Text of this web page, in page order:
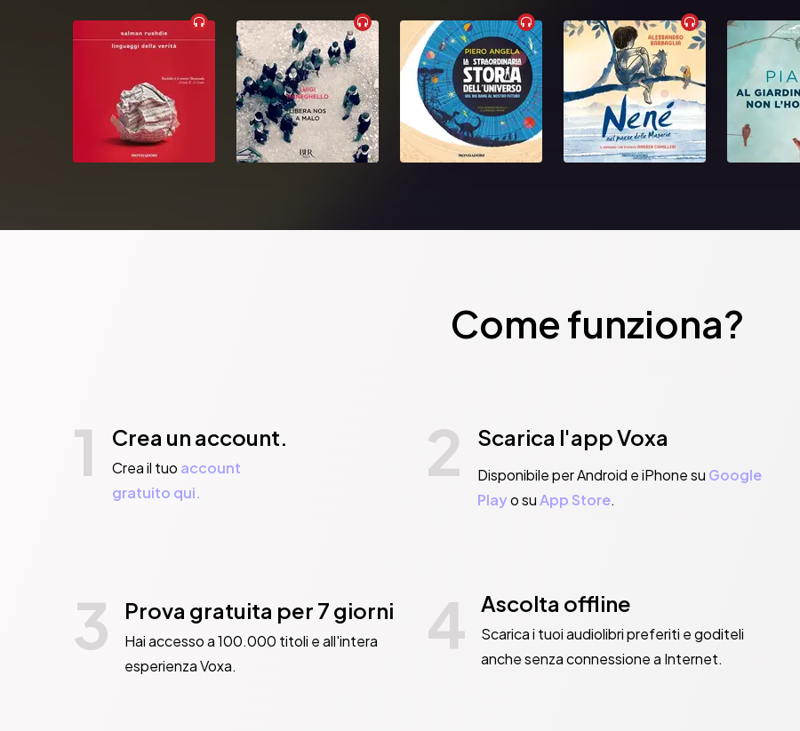
Come funziona?
1 Crea un account.
Crea il tuo account
gratuito qui.
2 Scarica l'app Voxa
Disponibile per Android e iPhone su Google
Playo suApp Store.
3 Prova gratuita per 7 giorni
Hai accesso a 100.000 titoli e all'intera
esperienza Voxa.
4 Ascolta offline
Scarica i tuoi audiolibri preferiti e goditeli
anche senza connessione a Internet.